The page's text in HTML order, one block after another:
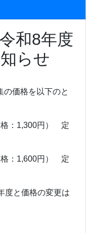
和8年度
らせ
価格を以下のと
：1,300円） 定
：1,600円） 定
度と価格の変更は